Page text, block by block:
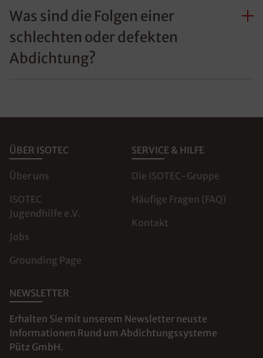
Was sind die Folgen einer
schlechten oder defekten
Abdichtung?
ÜBER ISOTEC
Über uns
ISOTEC
Jugendhilfe e.V.
Jobs
Grounding Page
SERVICE & HILFE
Die ISOTEC-Gruppe
Häufige Fragen (FAQ)
Kontakt
NEWSLETTER
Erhalten Sie mit unserem Newsletter neuste
Informationen Rund um Abdichtungssysteme
Pütz GmbH.